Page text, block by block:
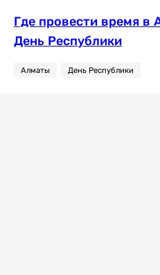
Где провести время в
День Республики
Алматы День Республики